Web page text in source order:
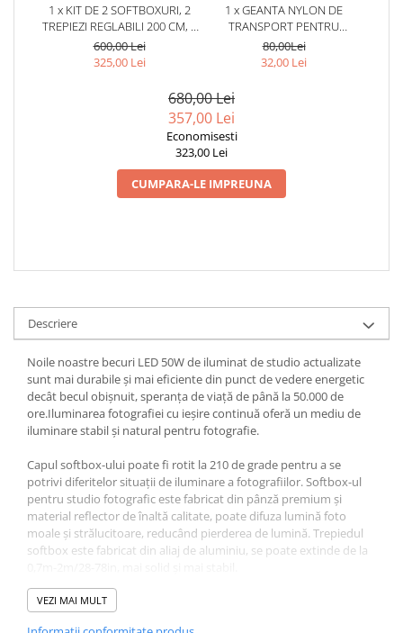
1 x KIT DE 2 SOFTBOXURI, 2
TREPIEZI REGLABILI 200 CM, 2
BECURI LED 50W
600,00 Lei
325,00 Lei
1 x GEANTA NYLON DE
TRANSPORT PENTRU
ECHIPAMENTE FOTO,LUMINI
STUDIO,DIMENSIUNI 70X18X20
80,00Lei
32,00 Lei
680,00 Lei
357,00 Lei
Economisesti
323,00 Lei
CUMPARA-LE IMPREUNA
Descriere
Noile noastre becuri LED 50W de iluminat de studio actualizate
sunt mai durabile și mai eficiente din punct de vedere energetic
decât becul obișnuit, speranța de viață de până la 50.000 de
ore.Iluminarea fotografiei cu ieșire continuă oferă un mediu de
iluminare stabil și natural pentru fotografie.
Capul softbox-ului poate fi rotit la 210 de grade pentru a se
potrivi diferitelor situații de iluminare a fotografiilor. Softbox-ul
pentru studio fotografic este fabricat din pânză premium și
material reflector de înaltă calitate, poate difuza lumină foto
moale și strălucitoare, reducând pierderea de lumină. Trepiedul
softbox este fabricat din aliaj de aluminiu, se poate extinde de la
Acest set de iluminat softbox este conceput pentru a fi comod de
VEZI MAI MULT